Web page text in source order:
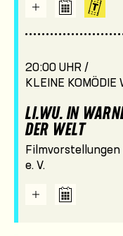
20:00 UHR /
KLEINE KOMÖDIE
LI.WU. IN
DER WELT
e. V.